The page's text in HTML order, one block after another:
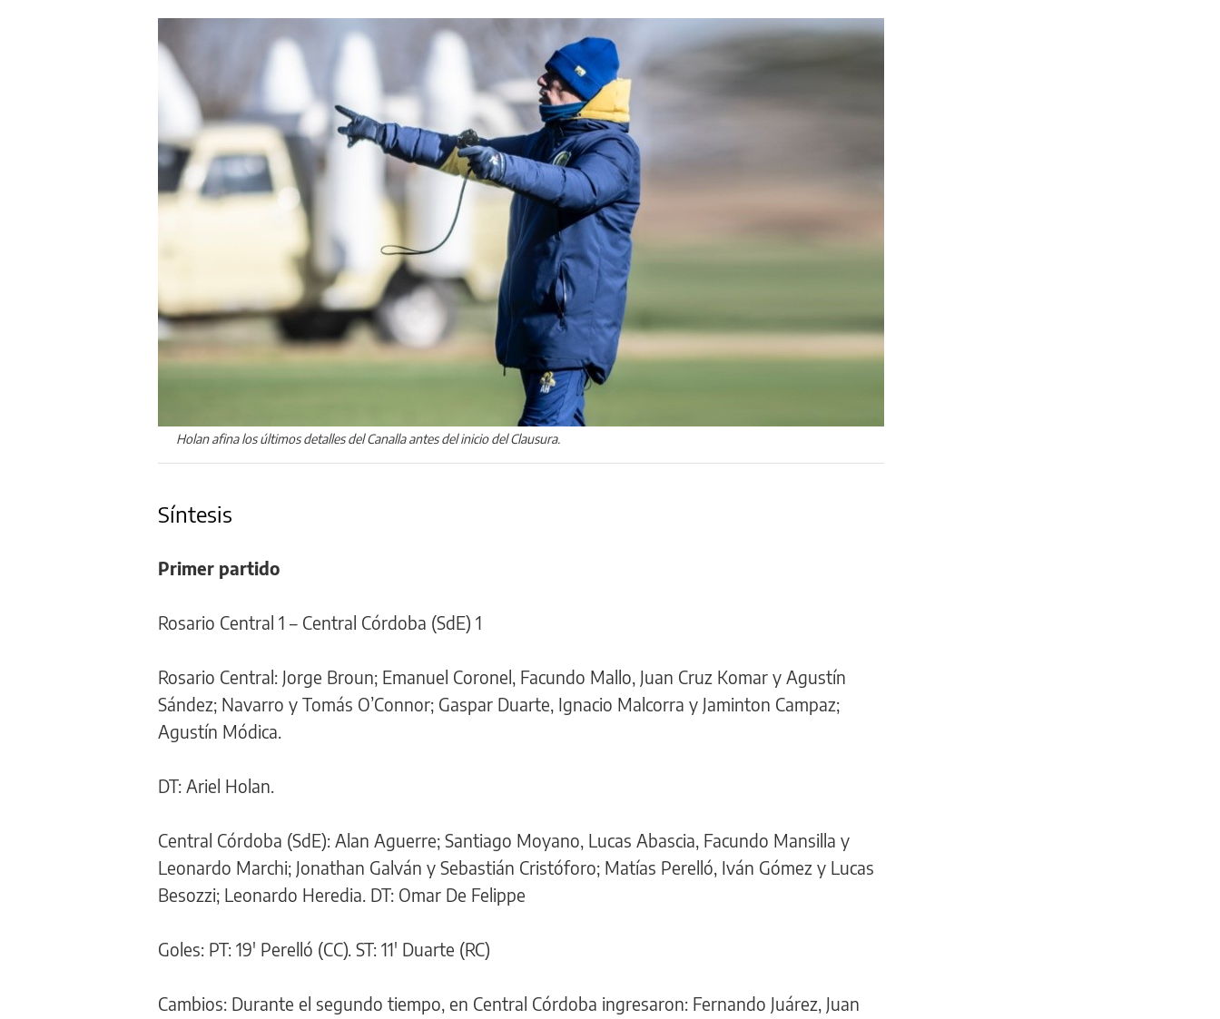
Holan afina los últimos detalles del Canalla antes del inicio del Clausura.
Síntesis
Primer partido
Rosario Central 1 – Central Córdoba (SdE) 1
Rosario Central: Jorge Broun; Emanuel Coronel, Facundo Mallo, Juan Cruz Komar y Agustín
Sández; Navarro y Tomás O’Connor; Gaspar Duarte, Ignacio Malcorra y Jaminton Campaz;
Agustín Módica.
DT: Ariel Holan.
Central Córdoba (SdE): Alan Aguerre; Santiago Moyano, Lucas Abascia, Facundo Mansilla y
Leonardo Marchi; Jonathan Galván y Sebastián Cristóforo; Matías Perelló, Iván Gómez y Lucas
Besozzi; Leonardo Heredia. DT: Omar De Felippe
Goles: PT: 19' Perelló (CC). ST: 11' Duarte (RC)
Cambios: Durante el segundo tiempo, en Central Córdoba ingresaron: Fernando Juárez, Juan